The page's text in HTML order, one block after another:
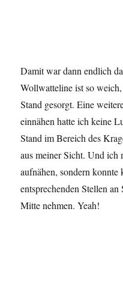
Damit war dann endlich
Wollwatteline ist so
Stand gesorgt. Eine
einnähen hatte ich keine
Stand im Bereich des
aus meiner Sicht. Und ich
aufnähen, sondern konnte
entsprechenden Stellen
Mitte nehmen. Yeah!